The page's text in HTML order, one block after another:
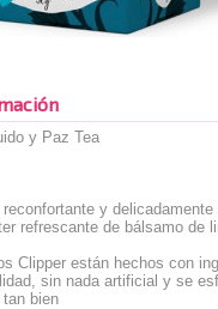
y Paz Tea
y
refrescante de bálsamo de
Clipper están hechos con
sin nada artificial y se
bien